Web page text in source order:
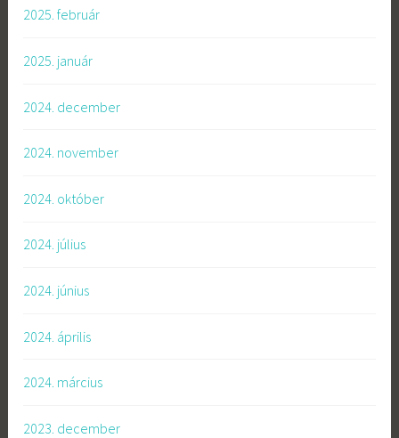
2025. február
2025. január
2024. december
2024. november
2024. október
2024. július
2024. június
2024. április
2024. március
2023. december